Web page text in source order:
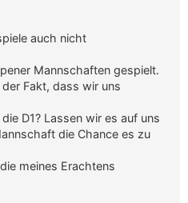
auch nicht
Mannschaften gespielt.
Fakt, dass wir uns
D1? Lassen wir es auf uns
die Chance es zu
meines Erachtens